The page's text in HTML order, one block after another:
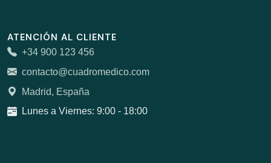
ATENCIÓN AL CLIENTE
+34 900 123 456
contacto@cuadromedico.com
Madrid, España
Lunes a Viernes: 9:00 - 18:00